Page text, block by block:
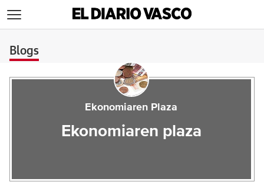
Blogs
Ekonomiaren Plaza
Ekonomiaren plaza